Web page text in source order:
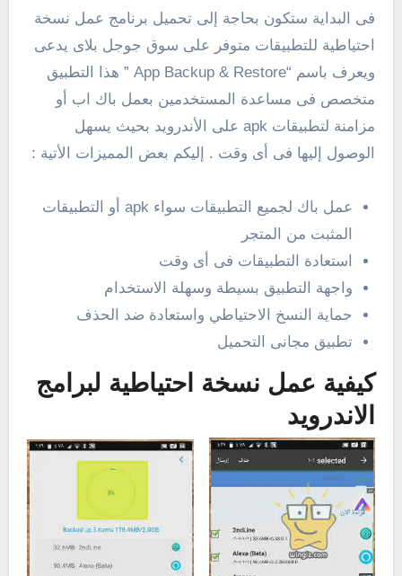
فى البداية ستكون بحاجة إلى تحميل برنامج عمل نسخة
احتياطية للتطبيقات متوفر على سوق جوجل بلاى يدعى
ويعرف باسم “App Backup & Restore ” هذا التطبيق
متخصص فى مساعدة المستخدمين بعمل باك اب أو
مزامنة لتطبيقات apk على الأندرويد بحيث يسهل
الوصول إليها فى أى وقت . إليكم بعض المميزات الأتية :
عمل باك لجميع التطبيقات سواء apk أو التطبيقات
المثبت من المتجر
استعادة التطبيقات فى أى وقت
واجهة التطبيق بسيطة وسهلة الاستخدام
حماية النسخ الاحتياطي واستعادة ضد الحذف
تطبيق مجانى التحميل
كيفية عمل نسخة احتياطية لبرامج
الاندرويد